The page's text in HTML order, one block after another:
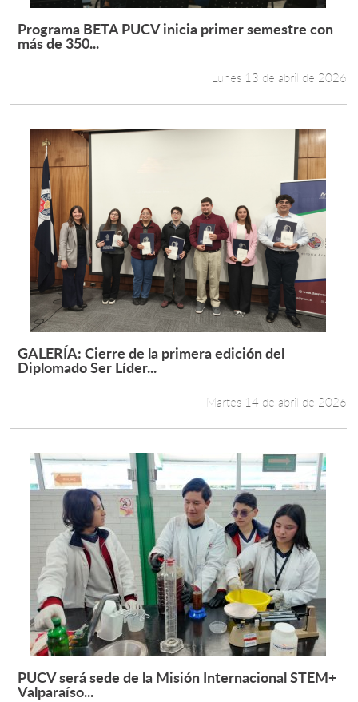
Leer más +
Programa BETA PUCV inicia primer semestre con
más de 350...
Lunes 13 de abril de 2026
Leer más +
GALERÍA: Cierre de la primera edición del
Diplomado Ser Líder...
Martes 14 de abril de 2026
Leer más +
PUCV será sede de la Misión Internacional STEM+
Valparaíso...